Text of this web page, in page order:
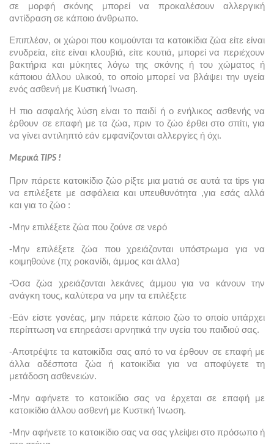
σε μορφή σκόνης μπορεί να προκαλέσουν αλλεργική
αντίδραση σε κάποιο άνθρωπο.
Επιπλέον, οι χώροι που κοιμούνται τα κατοικίδια ζώα είτε είναι
ενυδρεία, είτε είναι κλουβιά, είτε κουτιά, μπορεί να περιέχουν
βακτήρια και μύκητες λόγω της σκόνης ή του χώματος ή
κάποιου άλλου υλικού, το οποίο μπορεί να βλάψει την υγεία
ενός ασθενή με Κυστική Ίνωση.
Η πιο ασφαλής λύση είναι το παιδί ή ο ενήλικος ασθενής να
έρθουν σε επαφή με τα ζώα, πριν το ζώο έρθει στο σπίτι, για
να γίνει αντιληπτό εάν εμφανίζονται αλλεργίες ή όχι.
Μερικά TIPS !
Πριν πάρετε κατοικίδιο ζώο ρίξτε μια ματιά σε αυτά τα tips για
να επιλέξετε με ασφάλεια και υπευθυνότητα ,για εσάς αλλά
και για το ζώο :
-Μην επιλέξετε ζώα που ζούνε σε νερό
-Μην επιλέξετε ζώα που χρειάζονται υπόστρωμα για να
κοιμηθούνε (πχ ροκανίδι, άμμος και άλλα)
-Όσα ζώα χρειάζονται λεκάνες άμμου για να κάνουν την
ανάγκη τους, καλύτερα να μην τα επιλέξετε
-Εάν είστε γονέας, μην πάρετε κάποιο ζώο το οποίο υπάρχει
περίπτωση να επηρεάσει αρνητικά την υγεία του παιδιού σας.
-Αποτρέψτε τα κατοικίδια σας από το να έρθουν σε επαφή με
άλλα αδέσποτα ζώα ή κατοικίδια για να αποφύγετε τη
μετάδοση ασθενειών.
-Μην αφήνετε το κατοικίδιο σας να έρχεται σε επαφή με
κατοικίδιο άλλου ασθενή με Κυστική Ίνωση.
-Μην αφήνετε το κατοικίδιο σας να σας γλείψει στο πρόσωπο ή